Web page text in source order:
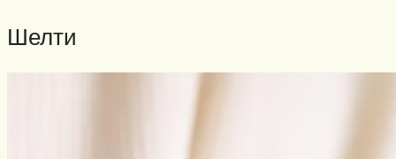
Шелти